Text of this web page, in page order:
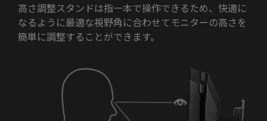
高さ調整スタンドは指一本で操作できるため、快適に
なるように最適な視野角に合わせてモニターの高さを
簡単に調整することができます。